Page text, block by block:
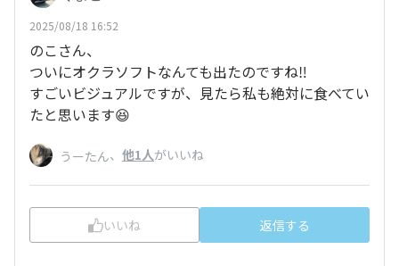
2025/08/18 16:52
のこさん、
ついにオクラソフトなんても出たのですね‼️
すごいビジュアルですが、見たら私も絶対に食べてい
たと思います😆
うーたん、 他1人がいいね
いいね 返信する